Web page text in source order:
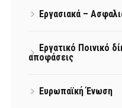
Εργασιακά –
Εργατικό Ποινικό
αποφάσεις
Ευρωπαϊκή Ένωση